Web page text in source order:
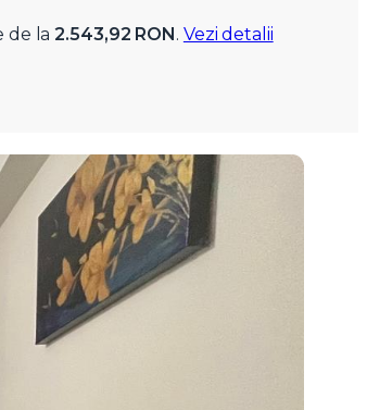
de la2.543,92 RON. Vezi detalii